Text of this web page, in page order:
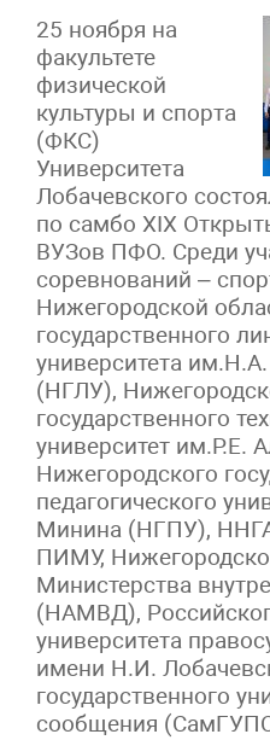
25 ноября на
факультете
физической
культуры и спорта
(ФКС)
Университета
Лобачевского
по самбо XIX
ВУЗов ПФО. Среди
соревнований –
Нижегородской
государственного
университета
(НГЛУ),
государственного
университет им.Р.Е.
Нижегородского
педагогического
Минина (НГПУ),
ПИМУ,
Министерства
(НАМВД),
университета
имени Н.И.
государственного
сообщения